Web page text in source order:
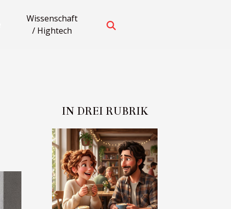
Wissenschaft
/ Hightech
IN DREI RUBRIK